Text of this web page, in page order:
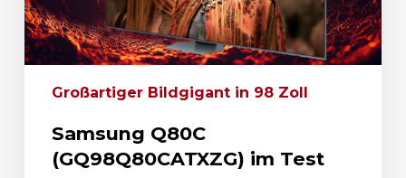
Großartiger Bildgigant in 98 Zoll
Samsung Q80C
(GQ98Q80CATXZG) im Test